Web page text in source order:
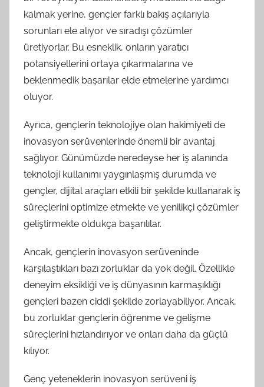
kalmak yerine, gençler farklı bakış açılarıyla
sorunları ele alıyor ve sıradışı çözümler
üretiyorlar. Bu esneklik, onların yaratıcı
potansiyellerini ortaya çıkarmalarına ve
beklenmedik başarılar elde etmelerine yardımcı
oluyor.
Ayrıca, gençlerin teknolojiye olan hakimiyeti de
inovasyon serüvenlerinde önemli bir avantaj
sağlıyor. Günümüzde neredeyse her iş alanında
teknoloji kullanımı yaygınlaşmış durumda ve
gençler, dijital araçları etkili bir şekilde kullanarak iş
süreçlerini optimize etmekte ve yenilikçi çözümler
geliştirmekte oldukça başarılılar.
Ancak, gençlerin inovasyon serüveninde
karşılaştıkları bazı zorluklar da yok değil. Özellikle
deneyim eksikliği ve iş dünyasının karmaşıklığı
gençleri bazen ciddi şekilde zorlayabiliyor. Ancak,
bu zorluklar gençlerin öğrenme ve gelişme
süreçlerini hızlandırıyor ve onları daha da güçlü
kılıyor.
Genç yeteneklerin inovasyon serüveni iş